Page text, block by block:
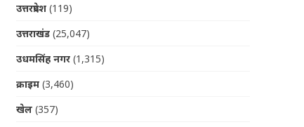
उत्तरप्रदेश(119)
उत्तराखंड(25,047)
उधमसिंह नगर(1,315)
क्राइम(3,460)
खेल(357)